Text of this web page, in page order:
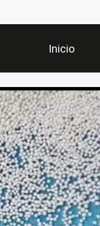
Inicio